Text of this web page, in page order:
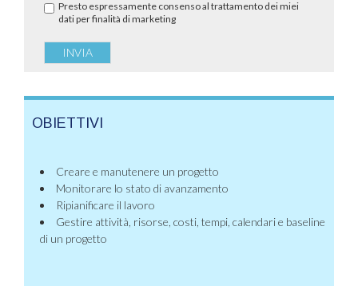
Presto espressamente consenso al trattamento dei miei
dati per finalità di marketing
OBIETTIVI
Creare e manutenere un progetto
Monitorare lo stato di avanzamento
Ripianificare il lavoro
Gestire attività, risorse, costi, tempi, calendari e baseline
di un progetto